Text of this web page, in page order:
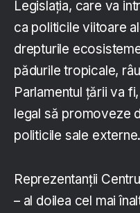
Legislația, care va
ca politicile viitoare
drepturile
pădurile tropicale,
Parlamentul țării va
legal să promoveze
politicile sale externe.
Reprezentanții
– al doilea cel mai